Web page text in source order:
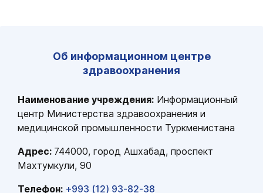
Об информационном центре
здравоохранения
Наименование учреждения: Информационный
центр Министерства здравоохранения и
медицинской промышленности Туркменистана
Адрес: 744000, город Ашхабад, проспект
Махтумкули, 90
Телефон: +993 (12) 93-82-38